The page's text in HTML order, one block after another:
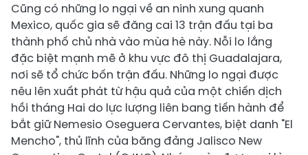
Cũng có những lo ngại về an ninh xung quanh
Mexico, quốc gia sẽ đăng cai 13 trận đấu tại ba
thành phố chủ nhà vào mùa hè này. Nỗi lo lắng
đặc biệt mạnh mẽ ở khu vực đô thị Guadalajara,
nơi sẽ tổ chức bốn trận đấu. Những lo ngại được
nêu lên xuất phát từ hậu quả của một chiến dịch
hồi tháng Hai do lực lượng liên bang tiến hành để
bắt giữ Nemesio Oseguera Cervantes, biệt danh "El
Mencho", thủ lĩnh của băng đảng Jalisco New